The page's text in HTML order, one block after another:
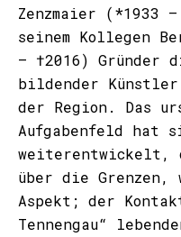
Zenzmaier (*1933
seinem Kollegen
– †2016) Gründer
bildender Künstler
der Region. Das
Aufgabenfeld hat
weiterentwickelt,
über die
Aspekt; der
Tennengau“